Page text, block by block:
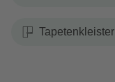
Tapetenkleister